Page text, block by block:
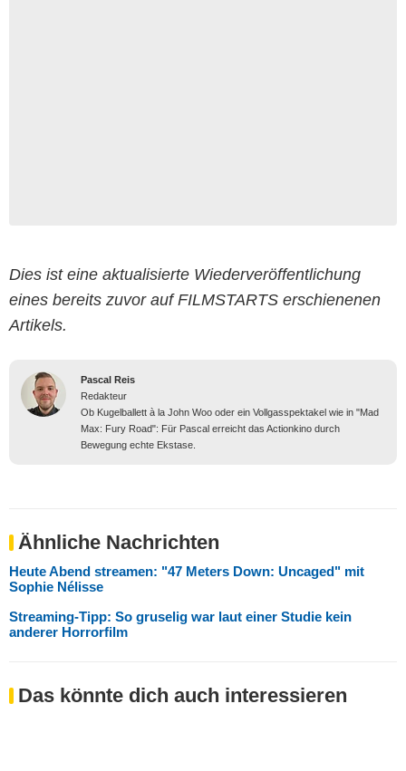
Dies ist eine aktualisierte Wiederveröffentlichung
eines bereits zuvor auf FILMSTARTS erschienenen
Artikels.
Pascal Reis
Redakteur
Ob Kugelballett à la John Woo oder ein Vollgasspektakel wie in "Mad
Max: Fury Road": Für Pascal erreicht das Actionkino durch
Bewegung echte Ekstase.
Ähnliche Nachrichten
Heute Abend streamen: "47 Meters Down: Uncaged" mit
Sophie Nélisse
Streaming-Tipp: So gruselig war laut einer Studie kein
anderer Horrorfilm
Das könnte dich auch interessieren